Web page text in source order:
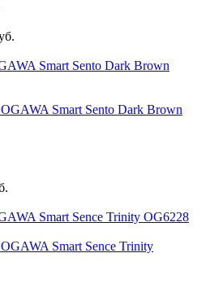
Smart Sento Dark Brown
Smart Sence Trinity OG6228